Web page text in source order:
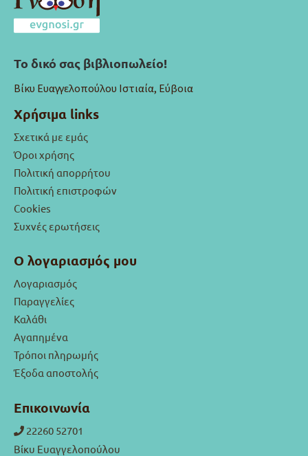
Το δικό σας βιβλιοπωλείο!
Βίκυ Ευαγγελοπούλου Ιστιαία, Εύβοια
Χρήσιμα links
Σχετικά με εμάς
Όροι χρήσης
Πολιτική απορρήτου
Πολιτική επιστροφών
Cookies
Συχνές ερωτήσεις
Ο λογαριασμός μου
Λογαριασμός
Παραγγελίες
Καλάθι
Αγαπημένα
Τρόποι πληρωμής
Έξοδα αποστολής
Επικοινωνία
22260 52701
Βίκυ Ευαγγελοπούλου